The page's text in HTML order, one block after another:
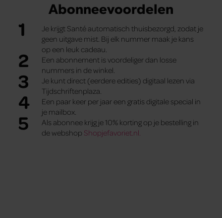
Abonneevoordelen
1
Je krijgt Santé automatisch thuisbezorgd, zodat je
geen uitgave mist. Bij elk nummer maak je kans
op een leuk cadeau.
2
Een abonnement is voordeliger dan losse
nummers in de winkel.
3
Je kunt direct (eerdere edities) digitaal lezen via
Tijdschriftenplaza.
4
Een paar keer per jaar een gratis digitale special in
je mailbox.
5
Als abonnee krijg je 10% korting op je bestelling in
de webshop Shopjefavoriet.nl.